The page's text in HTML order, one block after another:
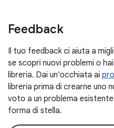
Feedback
Il tuo feedback ci aiuta a
se scopri nuovi problemi o
libreria. Dai un'occhiata ai
libreria prima di crearne uno
voto a un problema
forma di stella.